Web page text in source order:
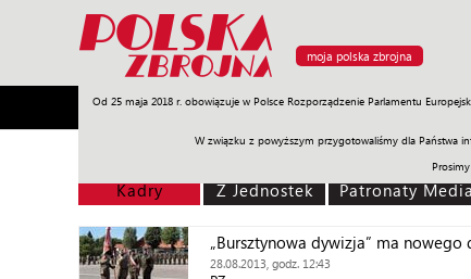
moja polska zbrojna
Od 25 maja 2018 r. obowiązuje w Polsce Rozporządzenie Parlamentu
W związku z powyższym przygotowaliśmy dla Państwa
Armia Poligon Sprzęt Misje Polityka Prawo
Kadry Z Jednostek Patronaty
„Bursztynowa dywizja” ma nowego
28.08.2013, godz. 12:43